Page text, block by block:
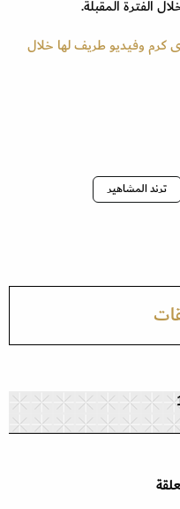
الفترة المقبلة.
كرم وفيديو طريف لها خلال
ترند المشاهير